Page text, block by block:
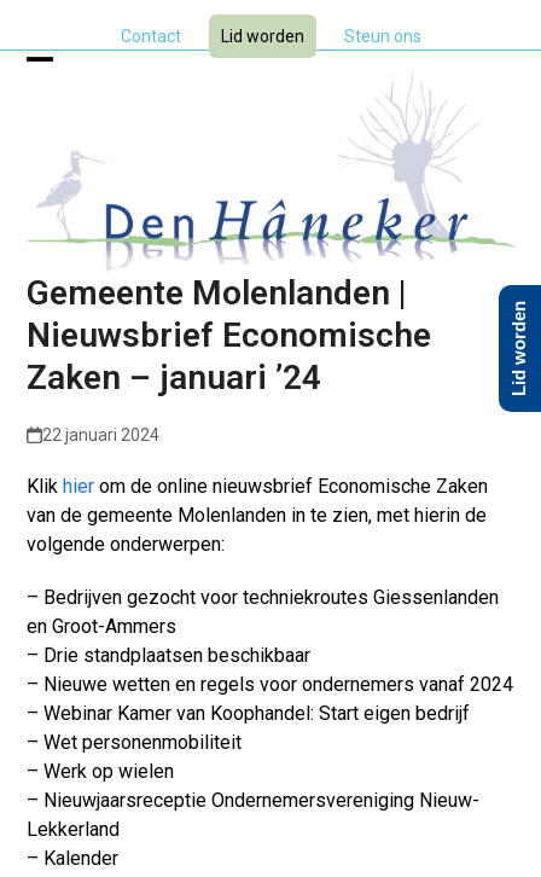
Contact Lid worden Steun ons
menu
menu
Gemeente Molenlanden |
Nieuwsbrief Economische
Zaken – januari ’24
22 januari 2024
Klikhier om de online nieuwsbrief Economische Zaken
van de gemeente Molenlanden in te zien, met hierin de
volgende onderwerpen:
– Bedrijven gezocht voor techniekroutes Giessenlanden
en Groot-Ammers
– Drie standplaatsen beschikbaar
– Nieuwe wetten en regels voor ondernemers vanaf 2024
– Webinar Kamer van Koophandel: Start eigen bedrijf
– Wet personenmobiliteit
– Werk op wielen
– Nieuwjaarsreceptie Ondernemersvereniging Nieuw-
Lekkerland
– Kalender
Lid worden